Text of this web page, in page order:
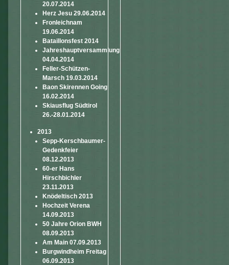
20.07.2014
Herz Jesu 29.06.2014
Fronleichnam
19.06.2014
Bataillonsfest 2014
Jahreshauptversammlung
04.04.2014
Feller-Schützen-
Marsch 19.03.2014
Baon Skirennen Going
16.02.2014
Skiausflug Südtirol
26.-28.01.2014
2013
Sepp-Kerschbaumer-
Gedenkfeier
08.12.2013
60-er Hans
Hirschbichler
23.11.2013
Knödeltisch 2013
Hochzeit Verena
14.09.2013
50 Jahre Orion BWH
08.09.2013
Am Main 07.09.2013
Burgwindheim Freitag
06.09.2013